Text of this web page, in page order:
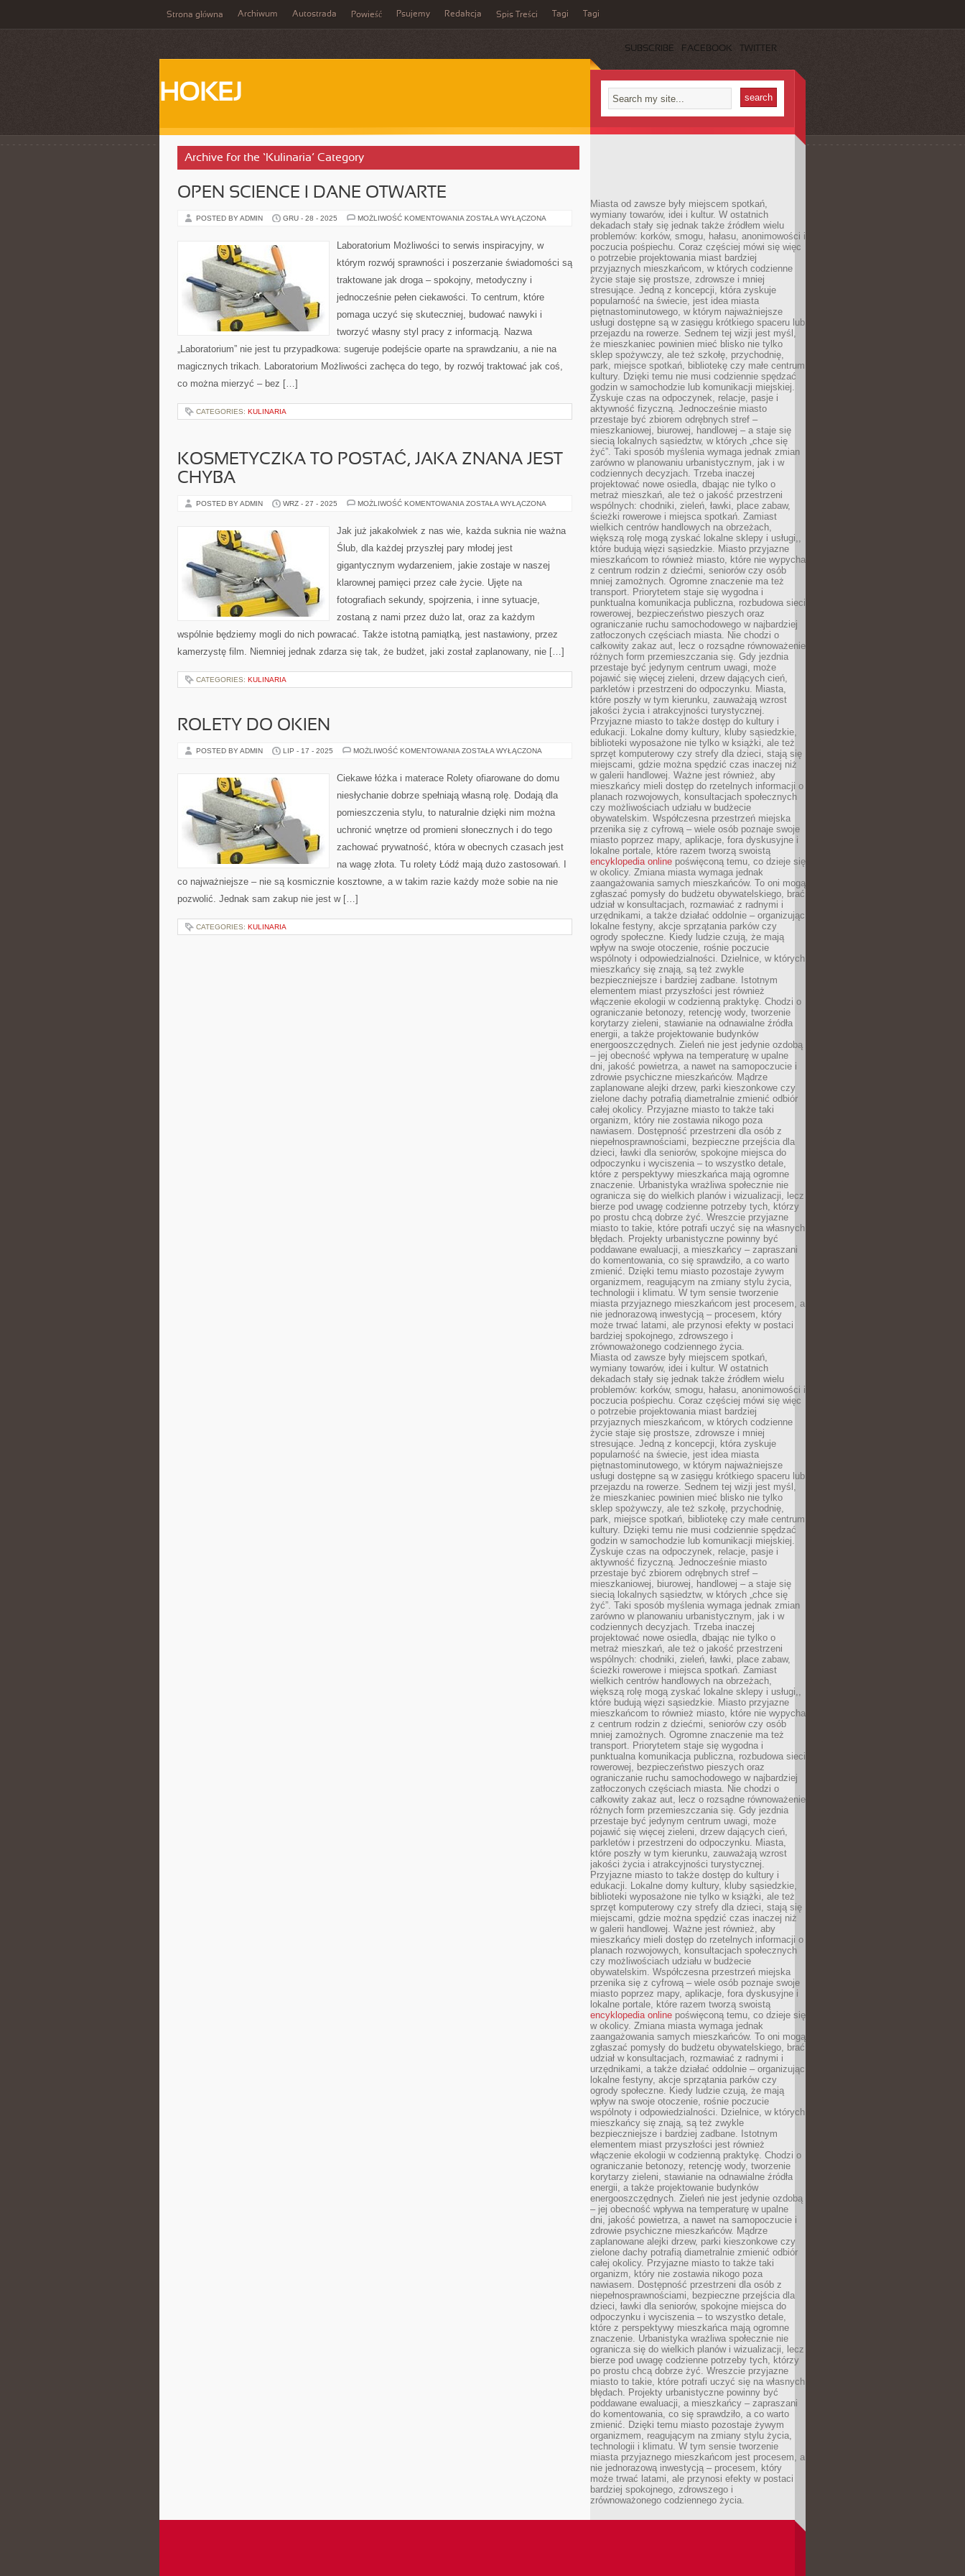
Strona główna Archiwum Autostrada Powieść Psujemy Redakcja Spis Treści Tagi Tagi
SUBSCRIBE FACEBOOK TWITTER
HOKEJ
Archive for the ‘Kulinaria’ Category
OPEN SCIENCE I DANE OTWARTE
POSTED BY ADMIN GRU - 28 - 2025 MOŻLIWOŚĆ KOMENTOWANIA OPEN
DANE
OTWARTE
ZOSTAŁA WYŁĄCZONA
Laboratorium Możliwości to serwis inspiracyjny, w
którym rozwój sprawności i poszerzanie świadomości są
traktowane jak droga – spokojny, metodyczny i
jednocześnie pełen ciekawości. To centrum, które
pomaga uczyć się skuteczniej, budować nawyki i
tworzyć własny styl pracy z informacją. Nazwa
„Laboratorium” nie jest tu przypadkowa: sugeruje podejście oparte na sprawdzaniu, a nie na
magicznych trikach. Laboratorium Możliwości zachęca do tego, by rozwój traktować jak coś,
co można mierzyć – bez […]
CATEGORIES: KULINARIA
KOSMETYCZKA TO POSTAĆ, JAKA ZNANA JEST
CHYBA
POSTED BY ADMIN WRZ - 27 - 2025 MOŻLIWOŚĆ KOMENTOWANIA KOSMETYCZKA
JAKA
ZNANA
CHYBA
ZOSTAŁA WYŁĄCZONA
Jak już jakakolwiek z nas wie, każda suknia nie ważna
Ślub, dla każdej przyszłej pary młodej jest
gigantycznym wydarzeniem, jakie zostaje w naszej
klarownej pamięci przez całe życie. Ujęte na
fotografiach sekundy, spojrzenia, i inne sytuacje,
zostaną z nami przez dużo lat, oraz za każdym
wspólnie będziemy mogli do nich powracać. Także istotną pamiątką, jest nastawiony, przez
kamerzystę film. Niemniej jednak zdarza się tak, że budżet, jaki został zaplanowany, nie […]
CATEGORIES: KULINARIA
ROLETY DO OKIEN
POSTED BY ADMIN LIP - 17 - 2025 MOŻLIWOŚĆ KOMENTOWANIA ROLETY
ZOSTAŁA WYŁĄCZONA
Ciekawe łóżka i materace Rolety ofiarowane do domu
niesłychanie dobrze spełniają własną rolę. Dodają dla
pomieszczenia stylu, to naturalnie dzięki nim można
uchronić wnętrze od promieni słonecznych i do tego
zachować prywatność, która w obecnych czasach jest
na wagę złota. Tu rolety Łódź mają dużo zastosowań. I
co najważniejsze – nie są kosmicznie kosztowne, a w takim razie każdy może sobie na nie
pozwolić. Jednak sam zakup nie jest w […]
CATEGORIES: KULINARIA
Miasta od zawsze były miejscem spotkań,
wymiany towarów, idei i kultur. W ostatnich
dekadach stały się jednak także źródłem wielu
problemów: korków, smogu, hałasu, anonimowości i
poczucia pośpiechu. Coraz częściej mówi się więc
o potrzebie projektowania miast bardziej
przyjaznych mieszkańcom, w których codzienne
życie staje się prostsze, zdrowsze i mniej
stresujące. Jedną z koncepcji, która zyskuje
popularność na świecie, jest idea miasta
piętnastominutowego, w którym najważniejsze
usługi dostępne są w zasięgu krótkiego spaceru lub
przejazdu na rowerze. Sednem tej wizji jest myśl,
że mieszkaniec powinien mieć blisko nie tylko
sklep spożywczy, ale też szkołę, przychodnię,
park, miejsce spotkań, bibliotekę czy małe centrum
kultury. Dzięki temu nie musi codziennie spędzać
godzin w samochodzie lub komunikacji miejskiej.
Zyskuje czas na odpoczynek, relacje, pasje i
aktywność fizyczną. Jednocześnie miasto
przestaje być zbiorem odrębnych stref –
mieszkaniowej, biurowej, handlowej – a staje się
siecią lokalnych sąsiedztw, w których „chce się
żyć”. Taki sposób myślenia wymaga jednak zmian
zarówno w planowaniu urbanistycznym, jak i w
codziennych decyzjach. Trzeba inaczej
projektować nowe osiedla, dbając nie tylko o
metraż mieszkań, ale też o jakość przestrzeni
wspólnych: chodniki, zieleń, ławki, place zabaw,
ścieżki rowerowe i miejsca spotkań. Zamiast
wielkich centrów handlowych na obrzeżach,
większą rolę mogą zyskać lokalne sklepy i usługi,,
które budują więzi sąsiedzkie. Miasto przyjazne
mieszkańcom to również miasto, które nie wypycha
z centrum rodzin z dziećmi, seniorów czy osób
mniej zamożnych. Ogromne znaczenie ma też
transport. Priorytetem staje się wygodna i
punktualna komunikacja publiczna, rozbudowa sieci
rowerowej, bezpieczeństwo pieszych oraz
ograniczanie ruchu samochodowego w najbardziej
zatłoczonych częściach miasta. Nie chodzi o
całkowity zakaz aut, lecz o rozsądne równoważenie
różnych form przemieszczania się. Gdy jezdnia
przestaje być jedynym centrum uwagi, może
pojawić się więcej zieleni, drzew dających cień,
parkletów i przestrzeni do odpoczynku. Miasta,
które poszły w tym kierunku, zauważają wzrost
jakości życia i atrakcyjności turystycznej.
Przyjazne miasto to także dostęp do kultury i
edukacji. Lokalne domy kultury, kluby sąsiedzkie,
biblioteki wyposażone nie tylko w książki, ale też
sprzęt komputerowy czy strefy dla dzieci, stają się
miejscami, gdzie można spędzić czas inaczej niż
w galerii handlowej. Ważne jest również, aby
mieszkańcy mieli dostęp do rzetelnych informacji o
planach rozwojowych, konsultacjach społecznych
czy możliwościach udziału w budżecie
obywatelskim. Współczesna przestrzeń miejska
przenika się z cyfrową – wiele osób poznaje swoje
miasto poprzez mapy, aplikacje, fora dyskusyjne i
lokalne portale, które razem tworzą swoistą
encyklopedia online poświęconą temu, co dzieje się
w okolicy. Zmiana miasta wymaga jednak
zaangażowania samych mieszkańców. To oni mogą
zgłaszać pomysły do budżetu obywatelskiego, brać
udział w konsultacjach, rozmawiać z radnymi i
urzędnikami, a także działać oddolnie – organizując
lokalne festyny, akcje sprzątania parków czy
ogrody społeczne. Kiedy ludzie czują, że mają
wpływ na swoje otoczenie, rośnie poczucie
wspólnoty i odpowiedzialności. Dzielnice, w których
mieszkańcy się znają, są też zwykle
bezpieczniejsze i bardziej zadbane. Istotnym
elementem miast przyszłości jest również
włączenie ekologii w codzienną praktykę. Chodzi o
ograniczanie betonozy, retencję wody, tworzenie
korytarzy zieleni, stawianie na odnawialne źródła
energii, a także projektowanie budynków
energooszczędnych. Zieleń nie jest jedynie ozdobą
– jej obecność wpływa na temperaturę w upalne
dni, jakość powietrza, a nawet na samopoczucie i
zdrowie psychiczne mieszkańców. Mądrze
zaplanowane alejki drzew, parki kieszonkowe czy
zielone dachy potrafią diametralnie zmienić odbiór
całej okolicy. Przyjazne miasto to także taki
organizm, który nie zostawia nikogo poza
nawiasem. Dostępność przestrzeni dla osób z
niepełnosprawnościami, bezpieczne przejścia dla
dzieci, ławki dla seniorów, spokojne miejsca do
odpoczynku i wyciszenia – to wszystko detale,
które z perspektywy mieszkańca mają ogromne
znaczenie. Urbanistyka wrażliwa społecznie nie
ogranicza się do wielkich planów i wizualizacji, lecz
bierze pod uwagę codzienne potrzeby tych, którzy
po prostu chcą dobrze żyć. Wreszcie przyjazne
miasto to takie, które potrafi uczyć się na własnych
błędach. Projekty urbanistyczne powinny być
poddawane ewaluacji, a mieszkańcy – zapraszani
do komentowania, co się sprawdziło, a co warto
zmienić. Dzięki temu miasto pozostaje żywym
organizmem, reagującym na zmiany stylu życia,
technologii i klimatu. W tym sensie tworzenie
miasta przyjaznego mieszkańcom jest procesem, a
nie jednorazową inwestycją – procesem, który
może trwać latami, ale przynosi efekty w postaci
bardziej spokojnego, zdrowszego i
zrównoważonego codziennego życia.
Miasta od zawsze były miejscem spotkań,
wymiany towarów, idei i kultur. W ostatnich
dekadach stały się jednak także źródłem wielu
problemów: korków, smogu, hałasu, anonimowości i
poczucia pośpiechu. Coraz częściej mówi się więc
o potrzebie projektowania miast bardziej
przyjaznych mieszkańcom, w których codzienne
życie staje się prostsze, zdrowsze i mniej
stresujące. Jedną z koncepcji, która zyskuje
popularność na świecie, jest idea miasta
piętnastominutowego, w którym najważniejsze
usługi dostępne są w zasięgu krótkiego spaceru lub
przejazdu na rowerze. Sednem tej wizji jest myśl,
że mieszkaniec powinien mieć blisko nie tylko
sklep spożywczy, ale też szkołę, przychodnię,
park, miejsce spotkań, bibliotekę czy małe centrum
kultury. Dzięki temu nie musi codziennie spędzać
godzin w samochodzie lub komunikacji miejskiej.
Zyskuje czas na odpoczynek, relacje, pasje i
aktywność fizyczną. Jednocześnie miasto
przestaje być zbiorem odrębnych stref –
mieszkaniowej, biurowej, handlowej – a staje się
siecią lokalnych sąsiedztw, w których „chce się
żyć”. Taki sposób myślenia wymaga jednak zmian
zarówno w planowaniu urbanistycznym, jak i w
codziennych decyzjach. Trzeba inaczej
projektować nowe osiedla, dbając nie tylko o
metraż mieszkań, ale też o jakość przestrzeni
wspólnych: chodniki, zieleń, ławki, place zabaw,
ścieżki rowerowe i miejsca spotkań. Zamiast
wielkich centrów handlowych na obrzeżach,
większą rolę mogą zyskać lokalne sklepy i usługi,,
które budują więzi sąsiedzkie. Miasto przyjazne
mieszkańcom to również miasto, które nie wypycha
z centrum rodzin z dziećmi, seniorów czy osób
mniej zamożnych. Ogromne znaczenie ma też
transport. Priorytetem staje się wygodna i
punktualna komunikacja publiczna, rozbudowa sieci
rowerowej, bezpieczeństwo pieszych oraz
ograniczanie ruchu samochodowego w najbardziej
zatłoczonych częściach miasta. Nie chodzi o
całkowity zakaz aut, lecz o rozsądne równoważenie
różnych form przemieszczania się. Gdy jezdnia
przestaje być jedynym centrum uwagi, może
pojawić się więcej zieleni, drzew dających cień,
parkletów i przestrzeni do odpoczynku. Miasta,
które poszły w tym kierunku, zauważają wzrost
jakości życia i atrakcyjności turystycznej.
Przyjazne miasto to także dostęp do kultury i
edukacji. Lokalne domy kultury, kluby sąsiedzkie,
biblioteki wyposażone nie tylko w książki, ale też
sprzęt komputerowy czy strefy dla dzieci, stają się
miejscami, gdzie można spędzić czas inaczej niż
w galerii handlowej. Ważne jest również, aby
mieszkańcy mieli dostęp do rzetelnych informacji o
planach rozwojowych, konsultacjach społecznych
czy możliwościach udziału w budżecie
obywatelskim. Współczesna przestrzeń miejska
przenika się z cyfrową – wiele osób poznaje swoje
miasto poprzez mapy, aplikacje, fora dyskusyjne i
lokalne portale, które razem tworzą swoistą
encyklopedia online poświęconą temu, co dzieje się
w okolicy. Zmiana miasta wymaga jednak
zaangażowania samych mieszkańców. To oni mogą
zgłaszać pomysły do budżetu obywatelskiego, brać
udział w konsultacjach, rozmawiać z radnymi i
urzędnikami, a także działać oddolnie – organizując
lokalne festyny, akcje sprzątania parków czy
ogrody społeczne. Kiedy ludzie czują, że mają
wpływ na swoje otoczenie, rośnie poczucie
wspólnoty i odpowiedzialności. Dzielnice, w których
mieszkańcy się znają, są też zwykle
bezpieczniejsze i bardziej zadbane. Istotnym
elementem miast przyszłości jest również
włączenie ekologii w codzienną praktykę. Chodzi o
ograniczanie betonozy, retencję wody, tworzenie
korytarzy zieleni, stawianie na odnawialne źródła
energii, a także projektowanie budynków
energooszczędnych. Zieleń nie jest jedynie ozdobą
– jej obecność wpływa na temperaturę w upalne
dni, jakość powietrza, a nawet na samopoczucie i
zdrowie psychiczne mieszkańców. Mądrze
zaplanowane alejki drzew, parki kieszonkowe czy
zielone dachy potrafią diametralnie zmienić odbiór
całej okolicy. Przyjazne miasto to także taki
organizm, który nie zostawia nikogo poza
nawiasem. Dostępność przestrzeni dla osób z
niepełnosprawnościami, bezpieczne przejścia dla
dzieci, ławki dla seniorów, spokojne miejsca do
odpoczynku i wyciszenia – to wszystko detale,
które z perspektywy mieszkańca mają ogromne
znaczenie. Urbanistyka wrażliwa społecznie nie
ogranicza się do wielkich planów i wizualizacji, lecz
bierze pod uwagę codzienne potrzeby tych, którzy
po prostu chcą dobrze żyć. Wreszcie przyjazne
miasto to takie, które potrafi uczyć się na własnych
błędach. Projekty urbanistyczne powinny być
poddawane ewaluacji, a mieszkańcy – zapraszani
do komentowania, co się sprawdziło, a co warto
zmienić. Dzięki temu miasto pozostaje żywym
organizmem, reagującym na zmiany stylu życia,
technologii i klimatu. W tym sensie tworzenie
miasta przyjaznego mieszkańcom jest procesem, a
nie jednorazową inwestycją – procesem, który
może trwać latami, ale przynosi efekty w postaci
bardziej spokojnego, zdrowszego i
zrównoważonego codziennego życia.